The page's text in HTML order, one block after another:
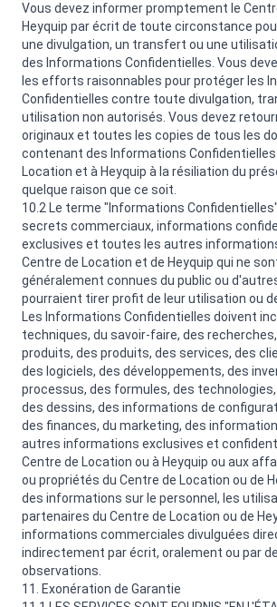
Vous devez informer promptement le
Heyquip par écrit de toute circonstance
une divulgation, un transfert ou une
des Informations Confidentielles. Vous
les efforts raisonnables pour protéger les
Confidentielles contre toute divulgation,
utilisation non autorisés. Vous devez
originaux et toutes les copies de tous les
contenant des Informations Confidentielles
Location et à Heyquip à la résiliation du
quelque raison que ce soit.
10.2 Le terme "Informations
secrets commerciaux, informations
exclusives et toutes les autres
Centre de Location et de Heyquip qui ne
généralement connues du public ou
pourraient tirer profit de leur utilisation ou
Les Informations Confidentielles doivent
techniques, du savoir-faire, des
produits, des produits, des services, des
des logiciels, des développements, des
processus, des formules, des
des dessins, des informations de
des finances, du marketing, des
autres informations exclusives et
Centre de Location ou à Heyquip ou aux
ou propriétés du Centre de Location ou de
des informations sur le personnel, les
partenaires du Centre de Location ou de
informations commerciales divulguées
indirectement par écrit, oralement ou par
observations.
11. Exonération de Garantie